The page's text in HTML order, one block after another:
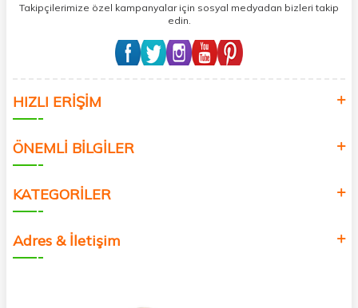
Takipçilerimize özel kampanyalar için sosyal medyadan bizleri takip
edin.
HIZLI ERİŞİM
ÖNEMLİ BİLGİLER
KATEGORİLER
Adres & İletişim